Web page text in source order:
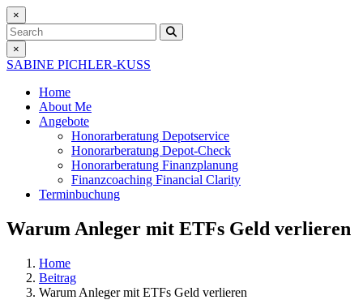
×
Search
×
SABINE PICHLER-KUSS
Home
About Me
Angebote
Honorarberatung Depotservice
Honorarberatung Depot-Check
Honorarberatung Finanzplanung
Finanzcoaching Financial Clarity
Terminbuchung
Warum Anleger mit ETFs Geld verlieren
Home
Beitrag
Warum Anleger mit ETFs Geld verlieren